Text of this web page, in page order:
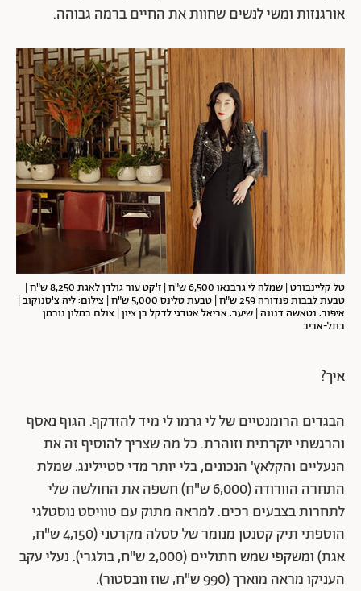
אורגנזות ומשי לנשים שחוות את החיים ברמה גבוהה.
טל קליינבורט | שמלה לי גרבנאו 6,500 ש"ח | ז'קט עור גולדן לאגת 8,250 ש"ח |
טבעת לבבות פנדורה 259 ש"ח | טבעת טלינס 5,000 ש"ח | צילום: ליה צ'סנוקוב |
איפור: נטאשה דנונה | שיער: אריאל אטדגי לדקל בן ציון | צולם במלון נורמן
בתל-אביב
איך?
הבגדים הרומנטיים של לי גרמו לי מיד להזדקף. הגוף נאסף
והרגשתי יוקרתית וזוהרת. כל מה שצריך להוסיף זה את
הנעליים והקלאץ' הנכונים, בלי יותר מדי סטיילינג. שמלת
התחרה הוורודה (6,000 ש"ח) חשפה את החולשה שלי
לתחרות בצבעים רכים. למראה מתוק עם טוויסט נוסטלגי
הוספתי תיק קטנטן מנומר של סטלה מקרטני (4,150 ש"ח,
אגת) ומשקפי שמש חתוליים (2,000 ש"ח, בולגרי). נעלי עקב
העניקו מראה מוארך (990 ש"ח, שוז וובסטור).